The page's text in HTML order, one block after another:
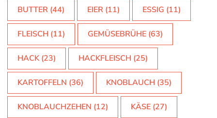
BUTTER (44) EIER (11) ESSIG (11)
FLEISCH (11) GEMÜSEBRÜHE (63)
HACK(23) HACKFLEISCH (25)
KARTOFFELN (36) KNOBLAUCH (35)
KNOBLAUCHZEHEN (12) KÄSE (27)